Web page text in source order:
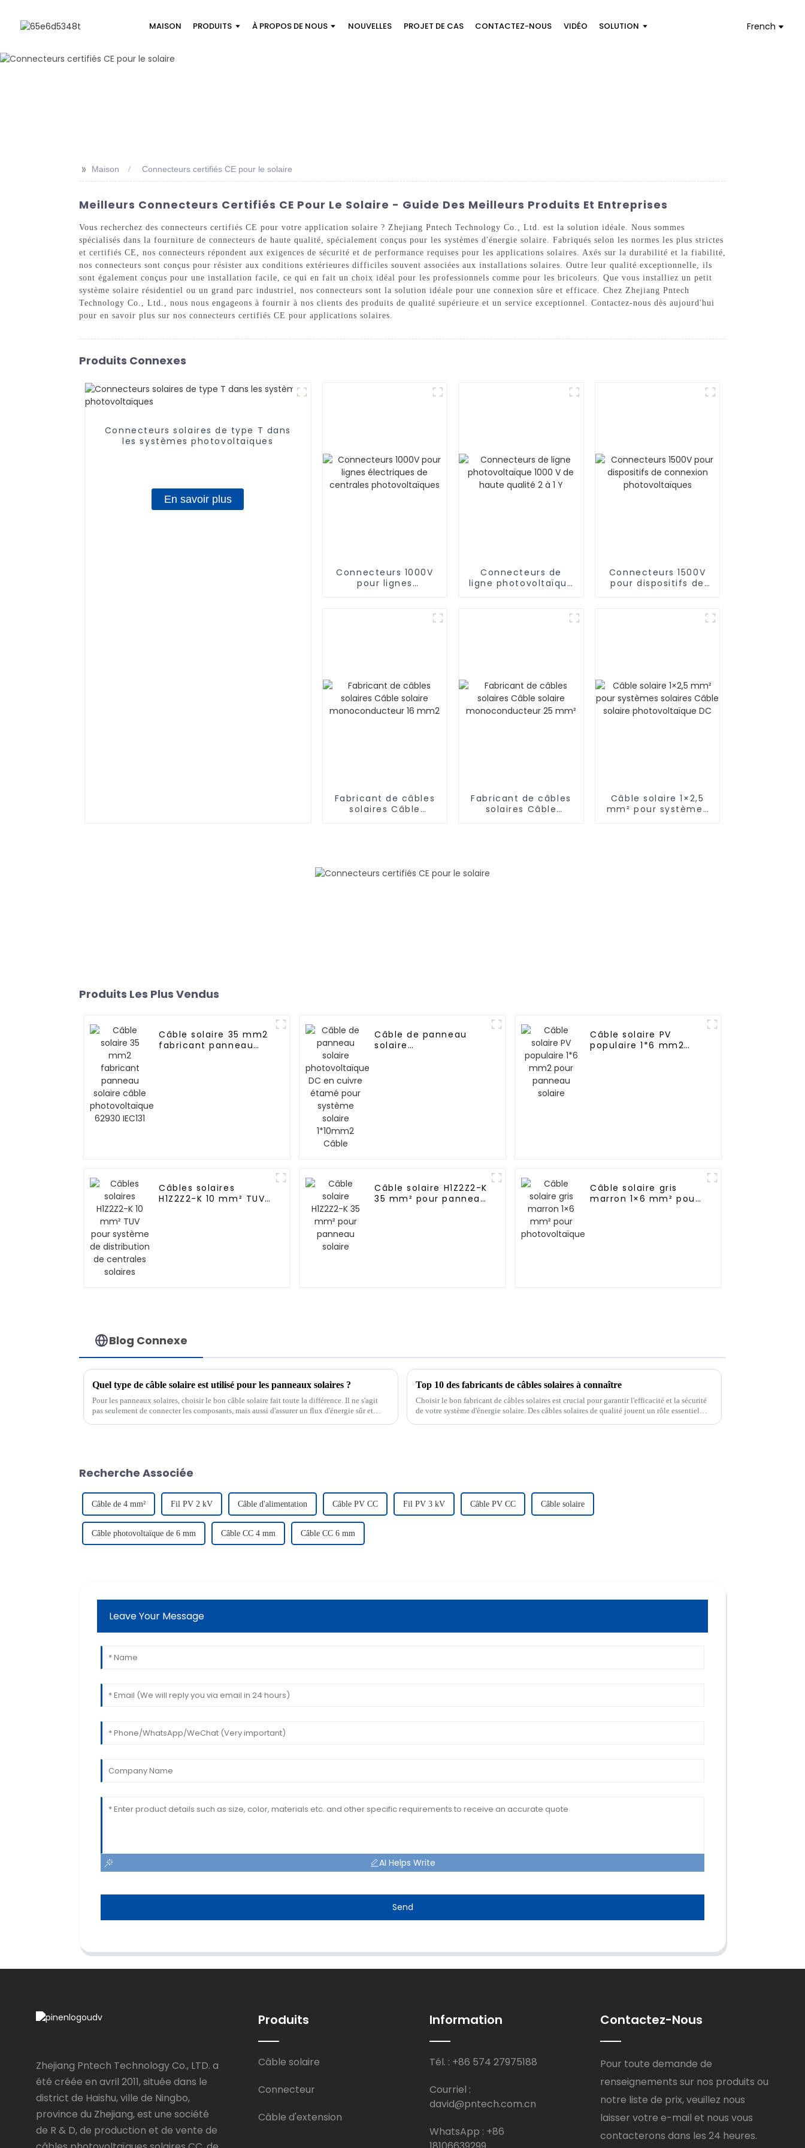
MAISON PRODUITS À PROPOS DE NOUS NOUVELLES PROJET DE CAS CONTACTEZ-NOUS VIDÉO SOLUTION French
>> Maison Connecteurs certifiés CE pour le solaire
Meilleurs Connecteurs Certifiés CE Pour Le Solaire - Guide Des Meilleurs Produits Et Entreprises
Vous recherchez des connecteurs certifiés CE pour votre application solaire ? Zhejiang Pntech Technology Co., Ltd. est la solution idéale. Nous sommes
spécialisés dans la fourniture de connecteurs de haute qualité, spécialement conçus pour les systèmes d'énergie solaire. Fabriqués selon les normes les plus strictes
et certifiés CE, nos connecteurs répondent aux exigences de sécurité et de performance requises pour les applications solaires. Axés sur la durabilité et la fiabilité,
nos connecteurs sont conçus pour résister aux conditions extérieures difficiles souvent associées aux installations solaires. Outre leur qualité exceptionnelle, ils
sont également conçus pour une installation facile, ce qui en fait un choix idéal pour les professionnels comme pour les bricoleurs. Que vous installiez un petit
système solaire résidentiel ou un grand parc industriel, nos connecteurs sont la solution idéale pour une connexion sûre et efficace. Chez Zhejiang Pntech
Technology Co., Ltd., nous nous engageons à fournir à nos clients des produits de qualité supérieure et un service exceptionnel. Contactez-nous dès aujourd'hui
pour en savoir plus sur nos connecteurs certifiés CE pour applications solaires.
Produits Connexes
Connecteurs solaires de type T dans
les systèmes photovoltaïques
En savoir plus
Connecteurs 1000V
pour lignes
Connecteurs de
ligne photovoltaïque
Connecteurs 1500V
pour dispositifs de
Fabricant de câbles
solaires Câble
Fabricant de câbles
solaires Câble
Câble solaire 1×2,5
mm² pour systèmes
Produits Les Plus Vendus
Câble solaire 35 mm2
fabricant panneau
Câble de panneau
solaire
Câble solaire PV
populaire 1*6 mm2
Câbles solaires
H1Z2Z2-K 10 mm² TUV
Câble solaire H1Z2Z2-K
35 mm² pour panneau
Câble solaire gris
marron 1×6 mm² pour
Blog Connexe
Quel type de câble solaire est utilisé pour les panneaux solaires ?
Pour les panneaux solaires, choisir le bon câble solaire fait toute la différence. Il ne s'agit
pas seulement de connecter les composants, mais aussi d'assurer un flux d'énergie sûr et
Top 10 des fabricants de câbles solaires à connaître
Choisir le bon fabricant de câbles solaires est crucial pour garantir l'efficacité et la sécurité
de votre système d'énergie solaire. Des câbles solaires de qualité jouent un rôle essentiel
Recherche Associée
Câble de 4 mm² Fil PV 2 kV Câble d'alimentation Câble PV CC Fil PV 3 kV Câble PV CC Câble solaire
Câble photovoltaïque de 6 mm Câble CC 4 mm Câble CC 6 mm
Leave Your Message
AI Helps Write
Send
Zhejiang Pntech Technology Co., LTD. a
été créée en avril 2011, située dans le
district de Haishu, ville de Ningbo,
province du Zhejiang, est une société
de R & D, de production et de vente de
Produits
Câble solaire
Connecteur
Câble d'extension
Information
Tél. : +86 574 27975188
Courriel :
david@pntech.com.cn
WhatsApp : +86
Contactez-Nous
Pour toute demande de
renseignements sur nos produits ou
notre liste de prix, veuillez nous
laisser votre e-mail et nous vous
contacterons dans les 24 heures.